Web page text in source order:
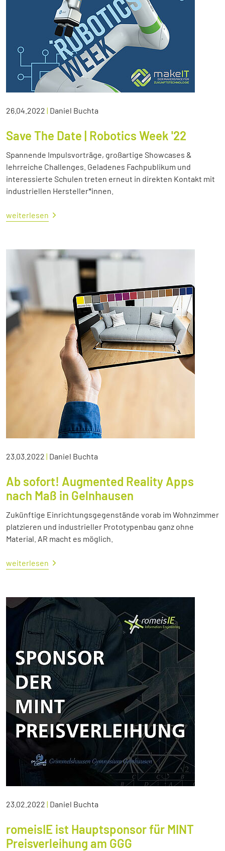
26.04.2022 | Daniel Buchta
Save The Date | Robotics Week '22
Spannende Impulsvorträge, großartige Showcases &
lehrreiche Challenges. Geladenes Fachpublikum und
interessierte Schulen treten erneut in direkten Kontakt mit
industriellen Hersteller*innen.
weiterlesen
23.03.2022 | Daniel Buchta
Ab sofort! Augmented Reality Apps
nach Maß in Gelnhausen
Zukünftige Einrichtungsgegenstände vorab im Wohnzimmer
platzieren und industrieller Prototypenbau ganz ohne
Material. AR macht es möglich.
weiterlesen
23.02.2022 | Daniel Buchta
romeisIE ist Hauptsponsor für MINT
Preisverleihung am GGG